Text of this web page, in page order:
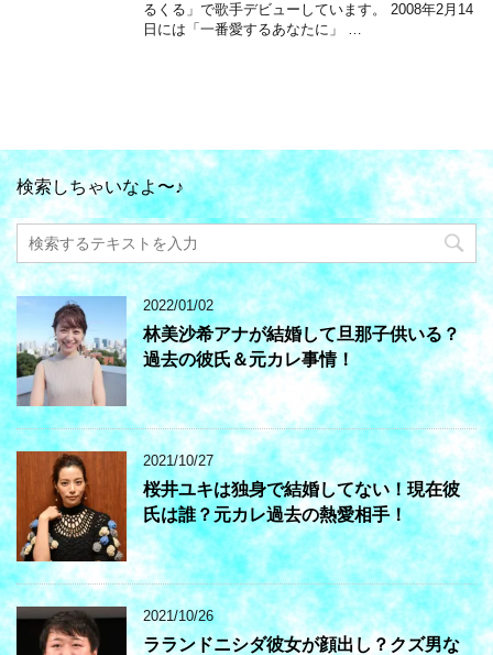
るくる」で歌手デビューしています。 2008年2月14
日には「一番愛するあなたに」 …
検索しちゃいなよ〜♪
2022/01/02
林美沙希アナが結婚して旦那子供いる？
過去の彼氏＆元カレ事情！
2021/10/27
桜井ユキは独身で結婚してない！現在彼
氏は誰？元カレ過去の熱愛相手！
2021/10/26
ラランドニシダ彼女が顔出し？クズ男な